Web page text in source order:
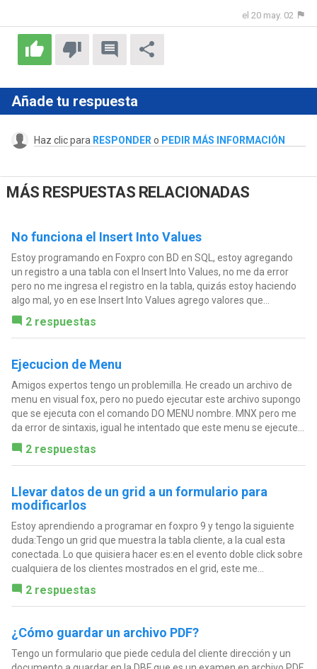
el 20 may. 02
Añade tu respuesta
Haz clic para RESPONDER o PEDIR MÁS INFORMACIÓN
MÁS RESPUESTAS RELACIONADAS
No funciona el Insert Into Values
Estoy programando en Foxpro con BD en SQL, estoy agregando
un registro a una tabla con el Insert Into Values, no me da error
pero no me ingresa el registro en la tabla, quizás estoy haciendo
algo mal, yo en ese Insert Into Values agrego valores que...
2 respuestas
Ejecucion de Menu
Amigos expertos tengo un problemilla. He creado un archivo de
menu en visual fox, pero no puedo ejecutar este archivo supongo
que se ejecuta con el comando DO MENU nombre. MNX pero me
da error de sintaxis, igual he intentado que este menu se ejecute...
2 respuestas
Llevar datos de un grid a un formulario para
modificarlos
Estoy aprendiendo a programar en foxpro 9 y tengo la siguiente
duda:Tengo un grid que muestra la tabla cliente, a la cual esta
conectada. Lo que quisiera hacer es:en el evento doble click sobre
cualquiera de los clientes mostrados en el grid, este me...
2 respuestas
¿Cómo guardar un archivo PDF?
Tengo un formulario que piede cedula del cliente dirección y un